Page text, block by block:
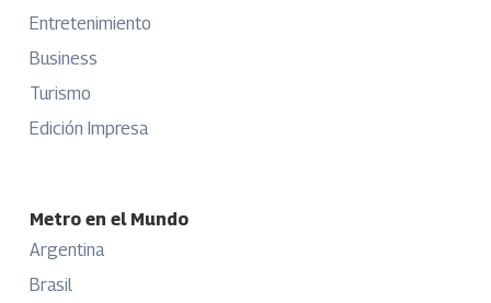
Entretenimiento
Business
Turismo
Edición Impresa
Metro en el Mundo
Argentina
Brasil